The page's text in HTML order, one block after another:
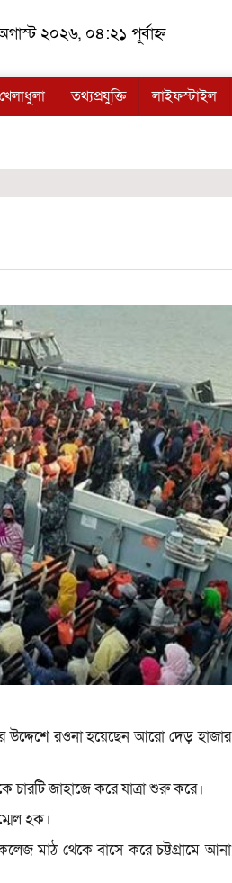
২০২৬, ০৪:২১ পূর্বাহ্ন
খেলাধুলা তথ্যপ্রযুক্তি লাইফস্টাইল
উদ্দেশে রওনা হয়েছেন আরো দেড় হাজার
চারটি জাহাজে করে যাত্রা শুরু করে।
হক।
কলেজ মাঠ থেকে বাসে করে চট্টগ্রামে আনা